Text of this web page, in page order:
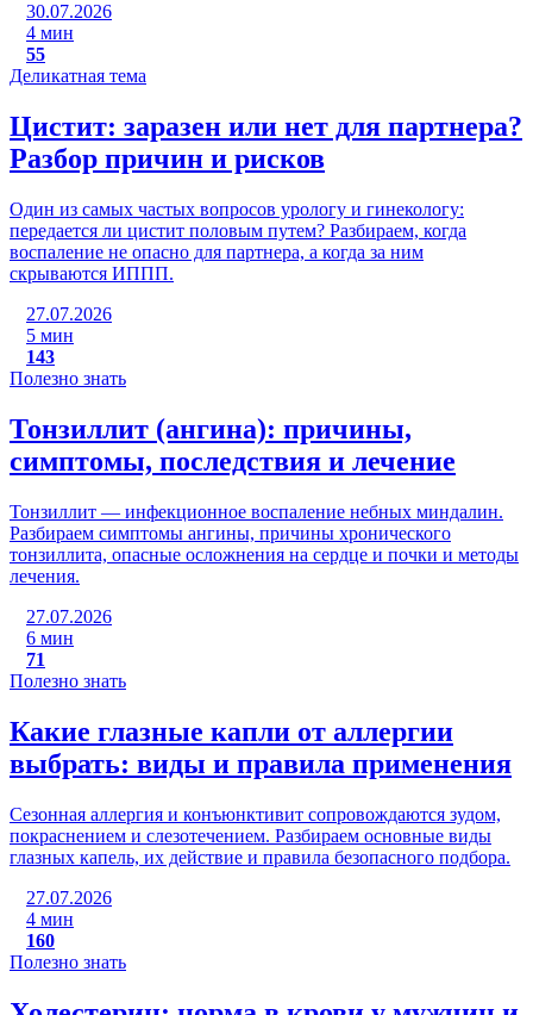
30.07.2026
4 мин
55
Деликатная тема
Цистит: заразен или нет для партнера?
Разбор причин и рисков
Один из самых частых вопросов урологу и гинекологу:
передается ли цистит половым путем? Разбираем, когда
воспаление не опасно для партнера, а когда за ним
скрываются ИППП.
27.07.2026
5 мин
143
Полезно знать
Тонзиллит (ангина): причины,
симптомы, последствия и лечение
Тонзиллит — инфекционное воспаление небных миндалин.
Разбираем симптомы ангины, причины хронического
тонзиллита, опасные осложнения на сердце и почки и методы
лечения.
27.07.2026
6 мин
71
Полезно знать
Какие глазные капли от аллергии
выбрать: виды и правила применения
Сезонная аллергия и конъюнктивит сопровождаются зудом,
покраснением и слезотечением. Разбираем основные виды
глазных капель, их действие и правила безопасного подбора.
27.07.2026
4 мин
160
Полезно знать